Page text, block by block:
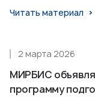
Читать материал
МИРБИС
программу
2 марта 2026